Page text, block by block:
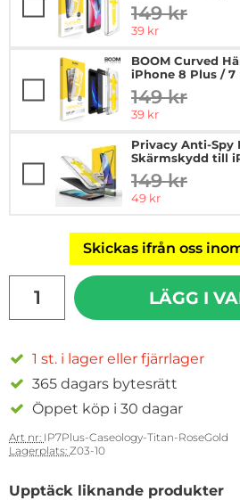
tidigare pris
149 kr
rea pris
39 kr
BOOM Curved
iPhone 8 Plus / 7
tidigare pris
149 kr
rea pris
39 kr
Privacy Anti-Spy
Skärmskydd till
tidigare pris
149 kr
rea pris
49 kr
Skickas ifrån oss
LÄGG I
1 st. i lager eller fjärrlager
365 dagars bytesrätt
Öppet köp i 30 dagar
Art nr: IP7Plus-Caseology-Titan-RoseGold
Lagerplats: Z03-10
Upptäck liknande produkter